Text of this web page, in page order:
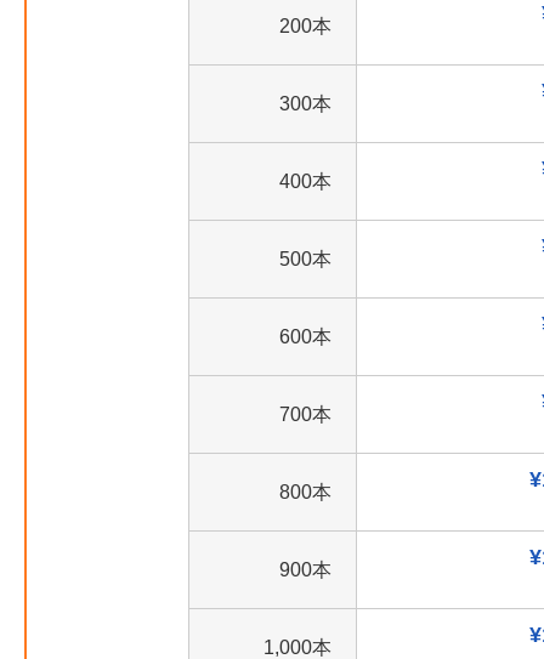
200本
300本
400本
500本
600本
700本
800本
900本
1,000本